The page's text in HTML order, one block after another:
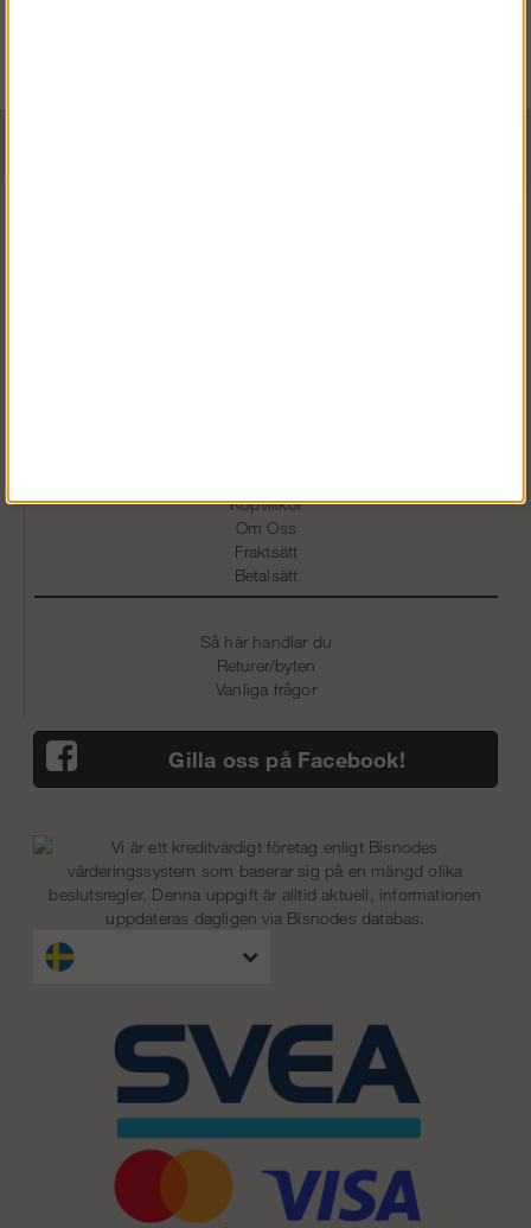
Köpvillkor
Om Oss
Fraktsätt
Betalsätt
Så här handlar du
Returer/byten
Vanliga frågor
Gilla oss på Facebook!